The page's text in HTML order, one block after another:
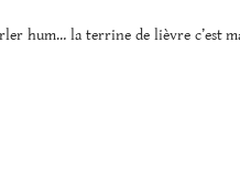
hum… la terrine de lièvre c’est